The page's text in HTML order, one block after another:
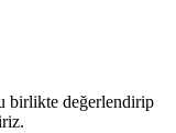
birlikte değerlendirip